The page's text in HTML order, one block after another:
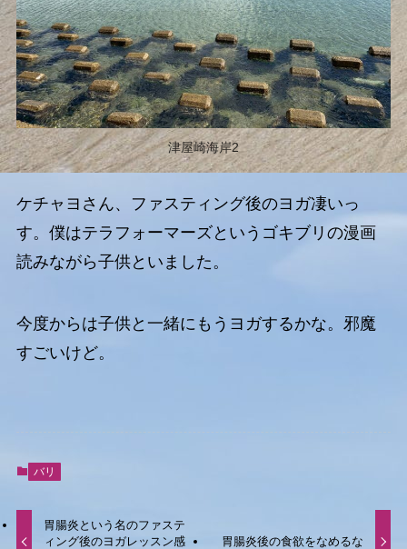
津屋崎海岸2
ケチャヨさん、ファスティング後のヨガ凄いっ
す。僕はテラフォーマーズというゴキブリの漫画
読みながら子供といました。
今度からは子供と一緒にもうヨガするかな。邪魔
すごいけど。
バリ
胃腸炎という名のファステ
ィング後のヨガレッスン感
胃腸炎後の食欲をなめるな